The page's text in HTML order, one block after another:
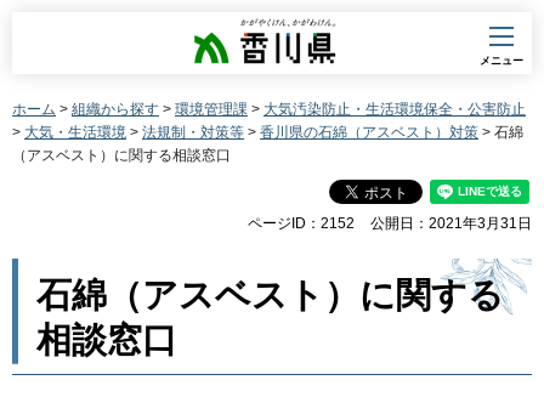
香川県
メニュー
ホーム > 組織から探す > 環境管理課 > 大気汚染防止・生活環境保全・公害防止
> 大気・生活環境 > 法規制・対策等 > 香川県の石綿（アスベスト）対策 > 石綿
（アスベスト）に関する相談窓口
ページID：2152 公開日：2021年3月31日
石綿（アスベスト）に関する
相談窓口